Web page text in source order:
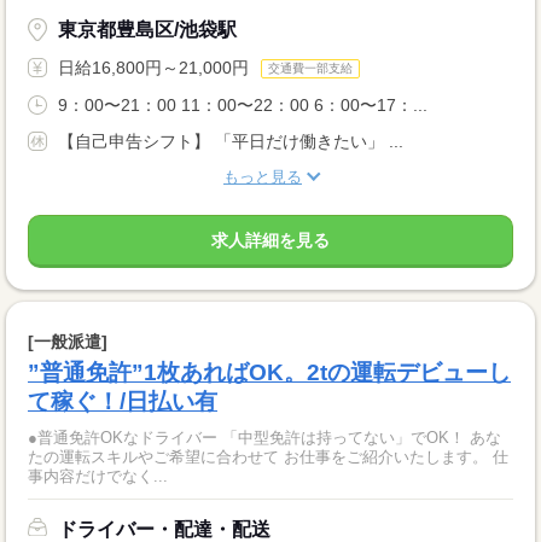
東京都豊島区/池袋駅
日給16,800円～21,000円 交通費一部支給
9：00〜21：00 11：00〜22：00 6：00〜17：...
【自己申告シフト】 「平日だけ働きたい」 ...
もっと見る
求人詳細を見る
[一般派遣]
”普通免許”1枚あればOK。2tの運転デビューし
て稼ぐ！/日払い有
●普通免許OKなドライバー 「中型免許は持ってない」でOK！ あな
たの運転スキルやご希望に合わせて お仕事をご紹介いたします。 仕
事内容だけでなく...
ドライバー・配達・配送